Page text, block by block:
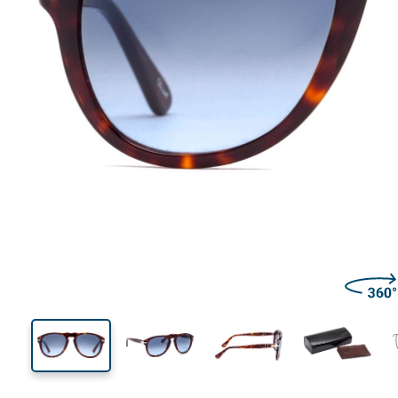
46 mm
Lencsemagasság
54 mm
Lencseszélesség